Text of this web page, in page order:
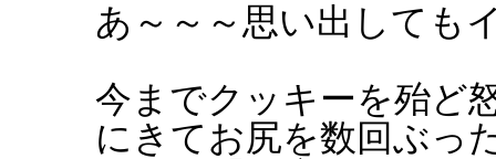
あ～～～思い出しても
今までクッキーを殆ど
にきてお尻を数回ぶっ